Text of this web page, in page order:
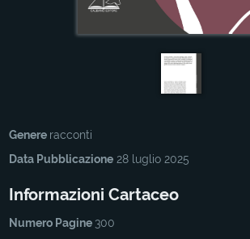
Genere racconti
Data Pubblicazione 28 luglio 2025
Informazioni Cartaceo
Numero Pagine 300